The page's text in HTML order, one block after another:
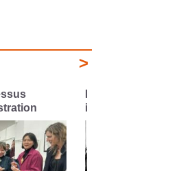
>
fêtes
2026